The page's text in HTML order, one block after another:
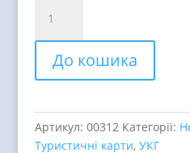
зона
відчуження.
Туристична
карта
До кошика
Артикул: 00312 Категорії:
Туристичні карти, УКГ